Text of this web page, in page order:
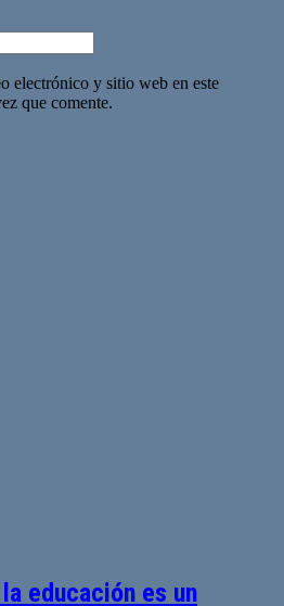
electrónico y sitio web en este
que comente.
educación es un